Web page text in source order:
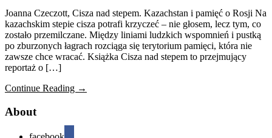
Joanna Czeczott, Cisza nad stepem. Kazachstan i pamięć o Rosji Na
kazachskim stepie cisza potrafi krzyczeć – nie głosem, lecz tym, co
zostało przemilczane. Między liniami ludzkich wspomnień i pustką
po zburzonych łagrach rozciąga się terytorium pamięci, która nie
zawsze chce wracać. Książka Cisza nad stepem to przejmujący
reportaż o […]
Continue Reading →
About